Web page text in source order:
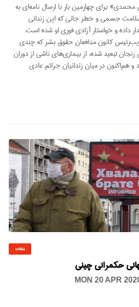
محمدی» برای چهارمین بار با ارسال نامه‌ای به
سلامت جسمی و خطر جانی که این زندانی
داده و خواستار آزادی فوری او شده است.
کانون مدافعان حقوق بشر که چندی
تبعید شده، از بیماری‌های ناشی از دوران
هم‌اکنون در میان زندانیان جرائم عادی
مقالات
حکمرانی چینی
MON 20 APR